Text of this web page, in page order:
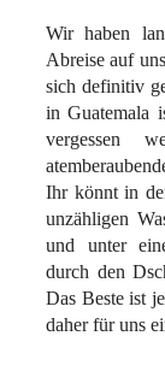
Wir haben
Abreise auf
sich definitiv
in Guatemala
vergessen
Ihr könnt in
unzähligen
und unter
durch den
Das Beste ist
daher für uns